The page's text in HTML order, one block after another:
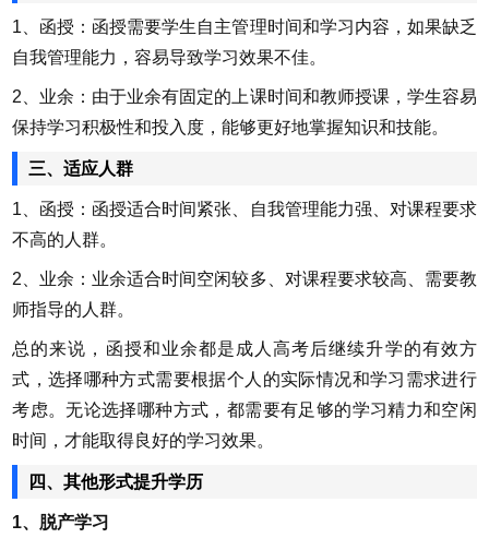
1、函授：函授需要学生自主管理时间和学习内容，如果缺乏
自我管理能力，容易导致学习效果不佳。
2、业余：由于业余有固定的上课时间和教师授课，学生容易
保持学习积极性和投入度，能够更好地掌握知识和技能。
三、适应人群
1、函授：函授适合时间紧张、自我管理能力强、对课程要求
不高的人群。
2、业余：业余适合时间空闲较多、对课程要求较高、需要教
师指导的人群。
总的来说，函授和业余都是成人高考后继续升学的有效方
式，选择哪种方式需要根据个人的实际情况和学习需求进行
考虑。无论选择哪种方式，都需要有足够的学习精力和空闲
时间，才能取得良好的学习效果。
四、其他形式提升学历
1、脱产学习